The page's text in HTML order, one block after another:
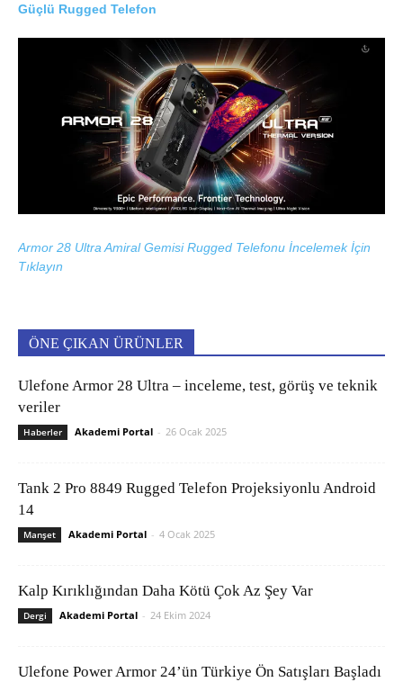
Güçlü Rugged Telefon
Armor 28 Ultra Amiral Gemisi Rugged Telefonu İncelemek İçin
Tıklayın
ÖNE ÇIKAN ÜRÜNLER
Ulefone Armor 28 Ultra – inceleme, test, görüş ve teknik
veriler
Haberler Akademi Portal - 26 Ocak 2025
Tank 2 Pro 8849 Rugged Telefon Projeksiyonlu Android
14
Manşet Akademi Portal - 4 Ocak 2025
Kalp Kırıklığından Daha Kötü Çok Az Şey Var
Dergi Akademi Portal - 24 Ekim 2024
Ulefone Power Armor 24’ün Türkiye Ön Satışları Başladı